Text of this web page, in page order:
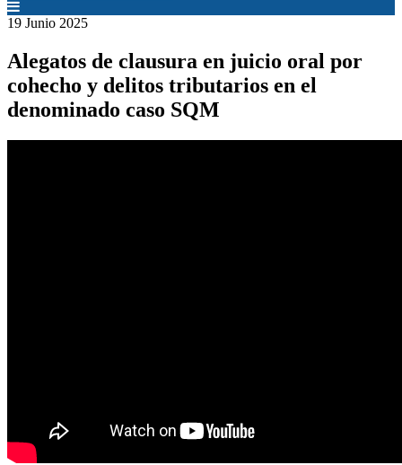
19 Junio 2025
Alegatos de clausura en juicio oral por
cohecho y delitos tributarios en el
denominado caso SQM